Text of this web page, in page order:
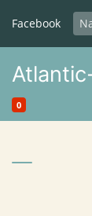
Facebook
0